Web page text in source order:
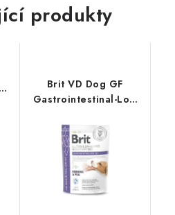
produkty
Brit VD Dog GF
Gastrointestinal-Low